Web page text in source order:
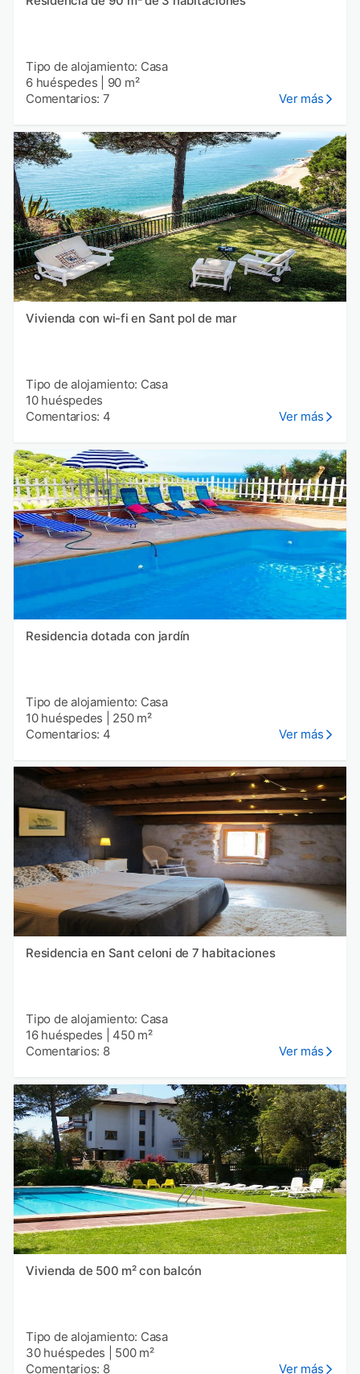
Tipo de alojamiento: Casa
6 huéspedes
90 m²
Comentarios: 7
Ver más
Vivienda con wi-fi en Sant pol de mar
Tipo de alojamiento: Casa
10 huéspedes
Comentarios: 4
Ver más
Residencia dotada con jardín
Tipo de alojamiento: Casa
10 huéspedes
250 m²
Comentarios: 4
Ver más
Residencia en Sant celoni de 7 habitaciones
Tipo de alojamiento: Casa
16 huéspedes
450 m²
Comentarios: 8
Ver más
Vivienda de 500 m² con balcón
Tipo de alojamiento: Casa
30 huéspedes
500 m²
Comentarios: 8
Ver más